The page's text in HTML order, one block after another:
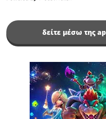
δείτε μέσω της